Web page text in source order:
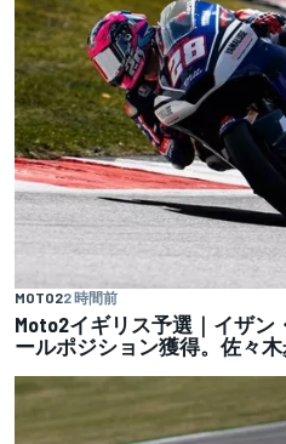
MOTO22 時間前
Moto2イギリス予選｜イザ
ールポジション獲得。佐々